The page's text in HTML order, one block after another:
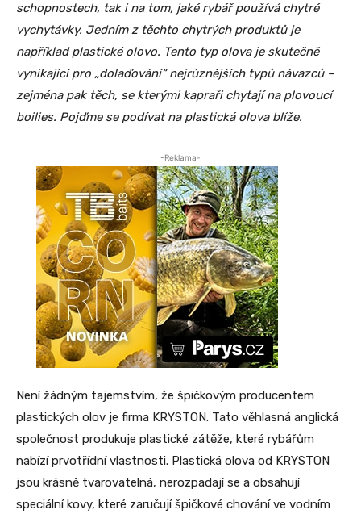
schopnostech, tak i na tom, jaké rybář používá chytré
vychytávky. Jedním z těchto chytrých produktů je
například plastické olovo. Tento typ olova je skutečně
vynikající pro „dolaďování“ nejrůznějších typů návazců –
zejména pak těch, se kterými kapraři chytají na plovoucí
boilies. Pojďme se podívat na plastická olova blíže.
-Reklama-
Není žádným tajemstvím, že špičkovým producentem
plastických olov je firma KRYSTON. Tato věhlasná anglická
společnost produkuje plastické zátěže, které rybářům
nabízí prvotřídní vlastnosti. Plastická olova od KRYSTON
jsou krásně tvarovatelná, nerozpadají se a obsahují
speciální kovy, které zaručují špičkové chování ve vodním